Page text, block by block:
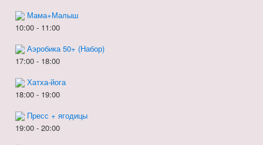
Мама+Малыш
10:00 - 11:00
Аэробика 50+ (Набор)
17:00 - 18:00
Хатха-йога
18:00 - 19:00
Пресс + ягодицы
19:00 -20:00